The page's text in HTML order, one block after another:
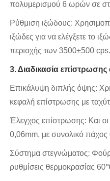
πολυμερισμού 6 ωρών σε
Ρύθμιση ιξώδους:
ιξώδες για να ελέγξετε το
περιοχής των 3500±500 cps.
3. Διαδικασία επίστρωσης
Επικάλυψη διπλής όψης:
κεφαλή επίστρωσης με
Έλεγχος επίστρωσης: Και
0,06mm, με συνολικό
Σύστημα στεγνώματος:
ρυθμίσεις θερμοκρασίας